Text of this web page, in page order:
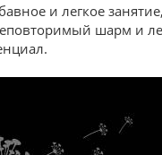
и легкое
шарм и